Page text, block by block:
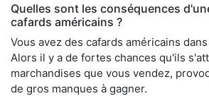
Quelles sont les conséquences
cafards américains ?
Vous avez des cafards américains
Alors il y a de fortes chances qu'ils
marchandises que vous vendez,
de gros manques à gagner.